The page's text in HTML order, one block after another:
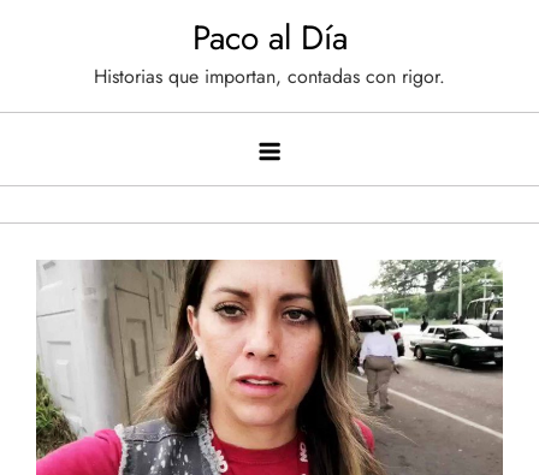
Paco al Día
Historias que importan, contadas con rigor.